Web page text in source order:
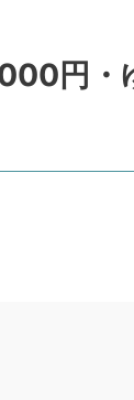
円・